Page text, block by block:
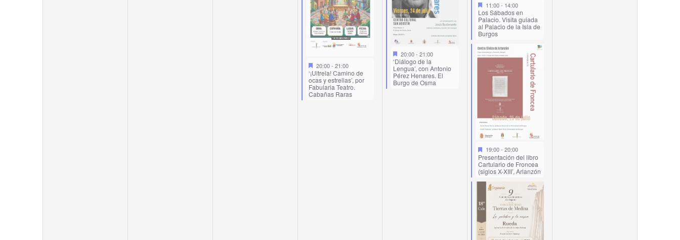
20:00- 21:00
‘¡Ultreia! Camino de
ocas y estrellas’, por
Fabularia Teatro.
Cabañas Raras
20:00-21:00
‘Diálogo de la
Lengua’, con Antonio
Pérez Henares. El
Burgo de Osma
11:00- 14:00
Los Sábados en
Palacio. Visita guiada
al Palacio de la Isla de
Burgos
19:00-20:00
Presentación del libro
Cartulario de Froncea
(siglos X-XIII’, Arlanzón